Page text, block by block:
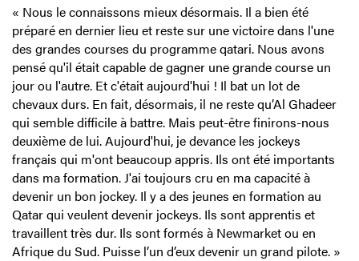
« Nous le connaissons mieux désormais. Il a bien été
préparé en dernier lieu et reste sur une victoire dans l'une
des grandes courses du programme qatari. Nous avons
pensé qu'il était capable de gagner une grande course un
jour ou l'autre. Et c'était aujourd'hui ! Il bat un lot de
chevaux durs. En fait, désormais, il ne reste qu’Al Ghadeer
qui semble difficile à battre. Mais peut-être finirons-nous
deuxième de lui. Aujourd'hui, je devance les jockeys
français qui m'ont beaucoup appris. Ils ont été importants
dans ma formation. J'ai toujours cru en ma capacité à
devenir un bon jockey. Il y a des jeunes en formation au
Qatar qui veulent devenir jockeys. Ils sont apprentis et
travaillent très dur. Ils sont formés à Newmarket ou en
Afrique du Sud. Puisse l’un d’eux devenir un grand pilote. »